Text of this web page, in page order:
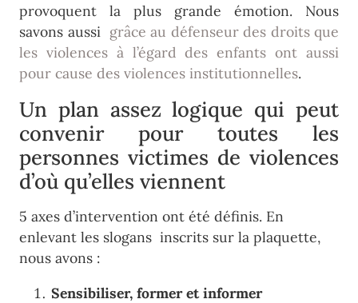
provoquent la plus grande émotion. Nous
savons aussi grâce au défenseur des droits que
les violences à l’égard des enfants ont aussi
pour cause des violences institutionnelles.
Un plan assez logique qui peut
convenir pour toutes les
personnes victimes de violences
d’où qu’elles viennent
5 axes d’intervention ont été définis. En
enlevant les slogans inscrits sur la plaquette,
nous avons :
Sensibiliser, former et informer